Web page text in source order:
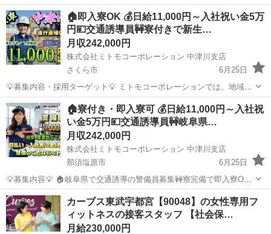
ニア育成枠|15分相談 仕事内容: 中途採用向け オンラインカジュアル面
談実施中! 「応募前の情報収集だけでも歓迎です」 まずは気軽にお話
ししてみませんか?...
正社員
🏠即入寮OK 💰日給11,000円～入社祝い金5万
円💴交通誘導員🚧寮付きで新生…
月収242,000円
株式会社ミトモコーポレーション 中津川支店
さくら市
6月25日
💡募集内容・採用ターゲット💡 ミトモコーポレーションでは、地域社
会の安全を守る交通誘導警備のプロフェッショナルを募集していま
す。 今回は、特に40歳前後から50代の、安定した収入と無理のない働
き方を求める方を積極的に採...
栃木 さくら市 その他 未経験
🏠寮付き・即入寮可 💰日給11,000円～入社祝
い金5万円💴交通誘導員🚧岐阜県…
月収242,000円
株式会社ミトモコーポレーション 中津川支店
那須塩原市
6月25日
💡募集内容💡 🏠岐阜県で交通誘導の警備員募集🚧寮完備で即入寮OK
🔰未経験でも充実研修があるから安心スタート ✨男女問わず活躍中
で、カップルでの応募も大歓迎👫無理なく働ける安全な環境を整えて
お待ちしています 💴【...
栃木 那須塩原市 その他 未経験
カーブス東武宇都宮【90048】の女性専用フ
ィットネスの接客スタッフ 【社会保…
月給230,000円